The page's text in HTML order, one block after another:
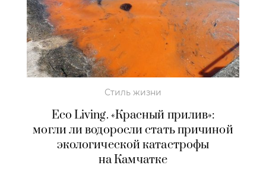
Стиль жизни
Eco Living. «Красный прилив»:
могли ли водоросли стать причиной
экологической катастрофы
на Камчатке